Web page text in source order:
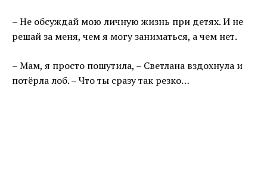
– Не обсуждай мою личную жизнь при детях. И не
решай за меня, чем я могу заниматься, а чем нет.
– Мам, я просто пошутила, – Светлана вздохнула и
потёрла лоб. – Что ты сразу так резко…